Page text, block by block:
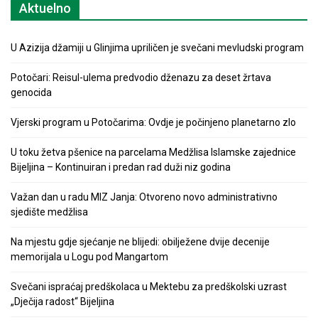
Aktuelno
U Azizija džamiji u Glinjima upriličen je svečani mevludski program
Potočari: Reisul-ulema predvodio dženazu za deset žrtava
genocida
Vjerski program u Potočarima: Ovdje je počinjeno planetarno zlo
U toku žetva pšenice na parcelama Medžlisa Islamske zajednice
Bijeljina – Kontinuiran i predan rad duži niz godina
Važan dan u radu MIZ Janja: Otvoreno novo administrativno
sjedište medžlisa
Na mjestu gdje sjećanje ne blijedi: obilježene dvije decenije
memorijala u Logu pod Mangartom
Svečani ispraćaj predškolaca u Mektebu za predškolski uzrast
„Dječija radost“ Bijeljina